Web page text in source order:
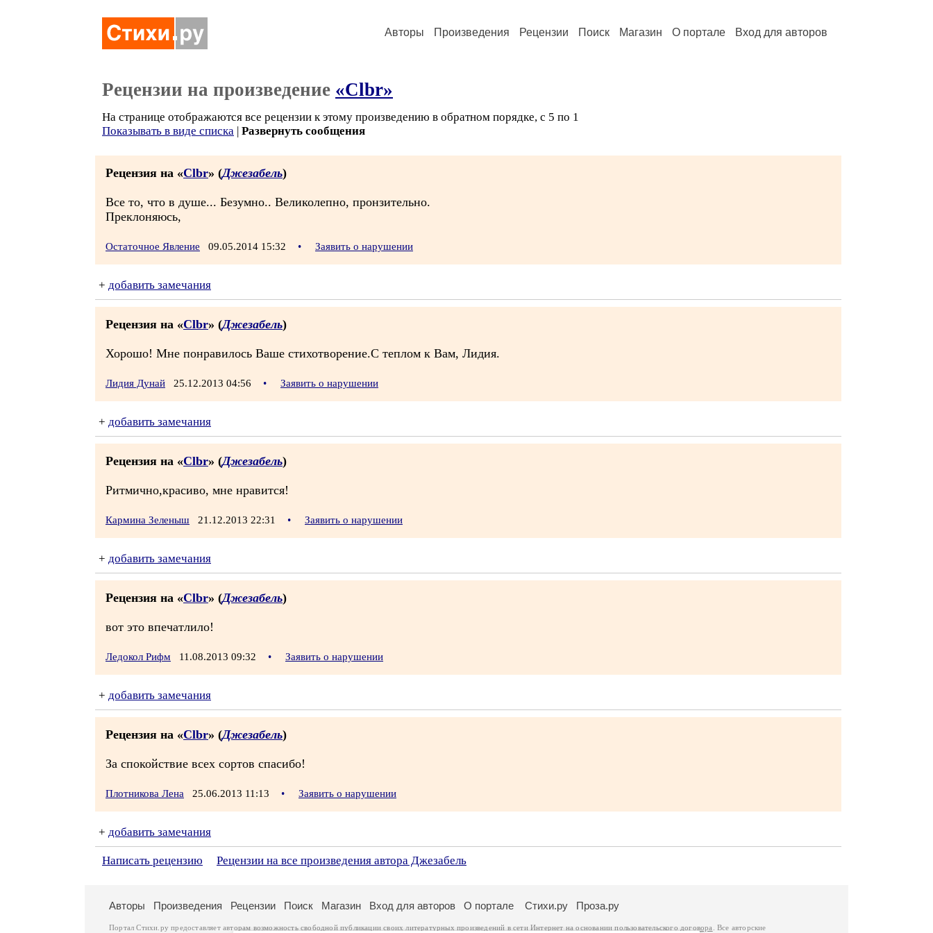
Авторы Произведения Рецензии Поиск Магазин О портале Вход для авторов
Рецензии на произведение «Clbr»
На странице отображаются все рецензии к этому произведению в обратном порядке, с 5 по 1
Показывать в виде списка | Развернуть сообщения
Рецензия на «Clbr» (Джезабель)
Все то, что в душе... Безумно.. Великолепно, пронзительно.
Преклоняюсь,
Остаточное Явление 09.05.2014 15:32 • Заявить о нарушении
+ добавить замечания
Рецензия на «Clbr» (Джезабель)
Хорошо! Мне понравилось Ваше стихотворение.С теплом к Вам, Лидия.
Лидия Дунай 25.12.2013 04:56 • Заявить о нарушении
+ добавить замечания
Рецензия на «Clbr» (Джезабель)
Ритмично,красиво, мне нравится!
Кармина Зеленыш 21.12.2013 22:31 • Заявить о нарушении
+ добавить замечания
Рецензия на «Clbr» (Джезабель)
вот это впечатлило!
Ледокол Рифм 11.08.2013 09:32 • Заявить о нарушении
+ добавить замечания
Рецензия на «Clbr» (Джезабель)
За спокойствие всех сортов спасибо!
Плотникова Лена 25.06.2013 11:13 • Заявить о нарушении
+ добавить замечания
Написать рецензию Рецензии на все произведения автора Джезабель
Авторы Произведения Рецензии Поиск Магазин Вход для авторов О портале Стихи.ру Проза.ру
Портал Стихи.ру предоставляет авторам возможность свободной публикации своих литературных произведений в сети Интернет на основаниипользовательского договора . Все авторские